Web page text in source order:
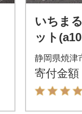
いちま
ット
静岡県焼津
寄付金額